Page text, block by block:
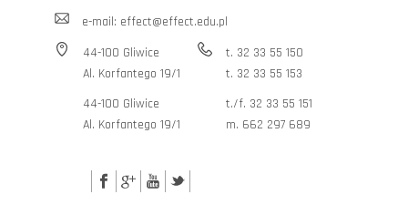
e-mail: effect@effect.edu.pl
44-100 Gliwice
Al. Korfantego 19/1
44-100 Gliwice
Al. Korfantego 19/1
t. 32 33 55 150
t. 32 33 55 153
t./f. 32 33 55 151
m. 662 297 689